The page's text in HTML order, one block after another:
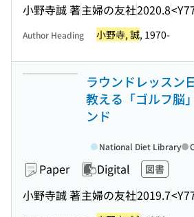
小野寺誠 著主婦の友社2020.8
Author Heading 小野寺, 誠, 1970-
ラウンドレッスン
教える「ゴルフ脳
ンド
Paper Digital 図書
小野寺誠 著主婦の友社2019.7
National Diet Library